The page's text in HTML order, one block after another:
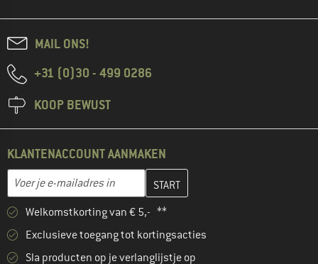
MAIL ONS!
+31 (0)30 - 499 0286
KOOP BEWUST
KLANTENACCOUNT AANMAKEN
E-mailadres
Vul je e-mailadres hier in en maak in de volgende stap je
Welkomstkorting van € 5,- **
Exclusieve toegang tot kortingsacties
Sla producten op je verlanglijstje op